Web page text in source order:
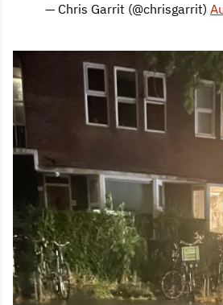
— Chris Garrit (@chrisgarrit)